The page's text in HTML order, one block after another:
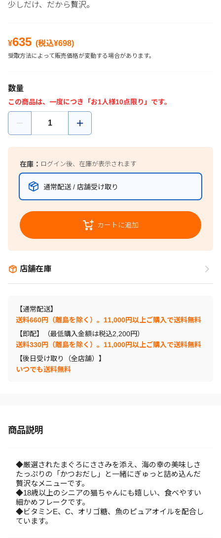
少しだけ、だから贅沢。
¥635 (税込¥698)
受取方法によって販売価格が変動する場合があります。
数量
この商品は、一度につき「お1人様10点限り」です。
在庫： ログイン後、在庫が表示されます
通常配送 / 店舗受け取り
カートに追加
店舗在庫
【通常配送】
送料660円（離島を除く）。11,000円以上ご購入で送料無料
【即配】（最低購入金額は税込2,200円）
送料330円（離島を除く）。11,000円以上ご購入で送料無料
【後日受け取り（全店舗）】
いつでも送料無料
商品説明
◆厳選されたまぐろにささみを添え、海の幸の美味しさ
たっぷりの「かつおだし」と一緒にぎゅっと詰め込んだ
贅沢なメニューです。
◆18歳以上のシニアの猫ちゃんにも嬉しい、食べやすい
細かめフレークです。
◆ビタミンE、C、オリゴ糖、魚のピュアオイルを配合し
ています。